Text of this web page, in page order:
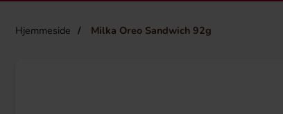
Hjemmeside Milka Oreo Sandwich 92g